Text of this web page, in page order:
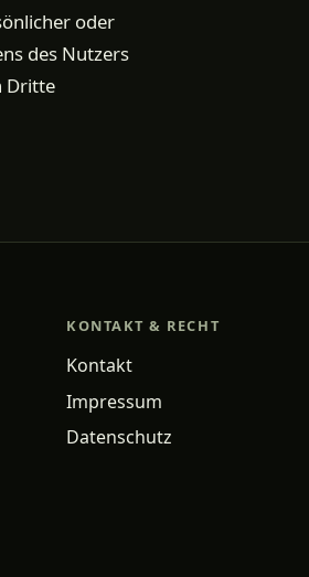
oder
des Nutzers
Dritte
KONTAKT & RECHT
Kontakt
Impressum
Datenschutz